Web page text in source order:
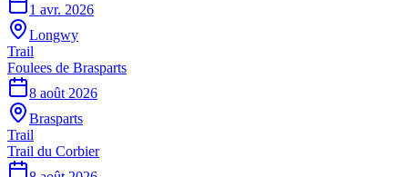
1 avr. 2026
Longwy
Trail
Foulees de Brasparts
8 août 2026
Brasparts
Trail
Trail du Corbier